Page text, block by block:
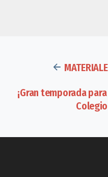
¡Gran temporada